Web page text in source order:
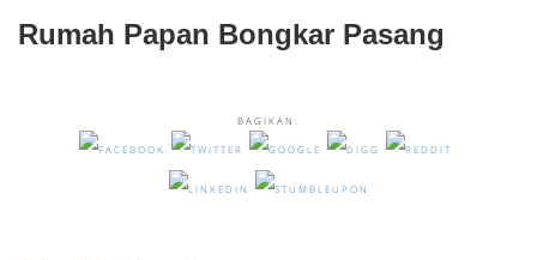
Rumah Papan Bongkar Pasang
BAGIKAN: